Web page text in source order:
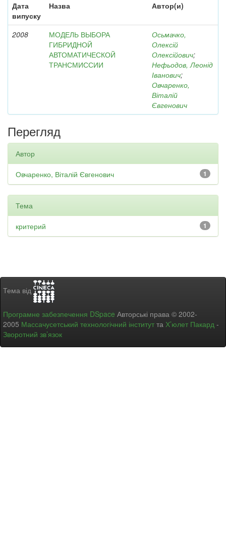
Дата
випуску
Назва Автор(и)
2008
МОДЕЛЬ ВЫБОРА
ГИБРИДНОЙ
АВТОМАТИЧЕСКОЙ
ТРАНСМИССИИ
Осьмачко,
Олексій
Олексійович;
Нефьодов, Леонід
Іванович;
Овчаренко,
Віталій
Євгенович
Перегляд
Автор
1
Овчаренко, Віталій Євгенович
Тема
1
критерий
Тема від
Програмне забезпечення DSpace Авторські права © 2002-
2005 Массачусетський технологічний інститут та Х’юлет Пакард -
Зворотний зв’язок